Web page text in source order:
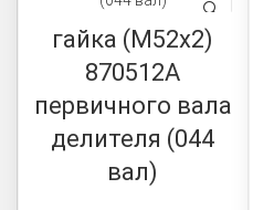
гайка (М52х2)
870512А
первичного вала
делителя (044
вал)